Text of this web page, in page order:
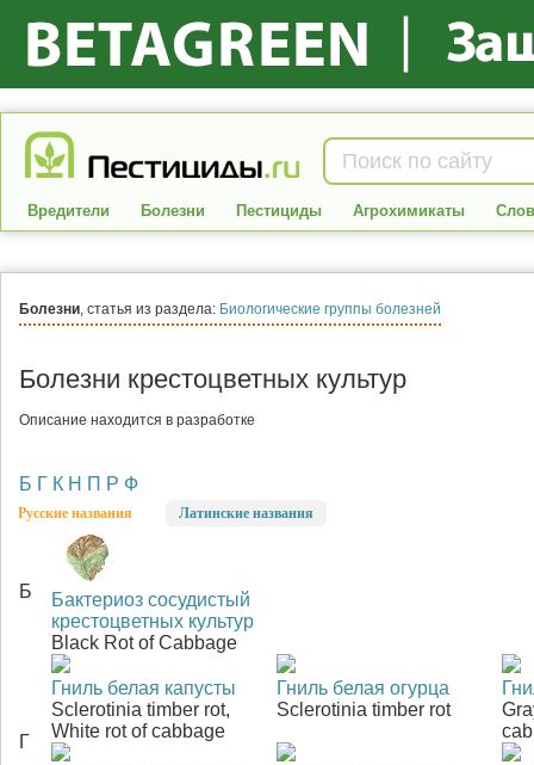
Вредители Болезни Пестициды Агрохимикаты
Болезни, статья из раздела: Биологические группы болезней
Болезни крестоцветных культур
Описание находится в разработке
Б Г К Н П Р Ф
Русские названия Латинские названия
Б
Бактериоз сосудистый
крестоцветных культур
Black Rot of Cabbage
Г
Гниль белая капусты
Sclerotinia timber rot,
White rot of cabbage
Гниль белая огурца
Sclerotinia timber rot